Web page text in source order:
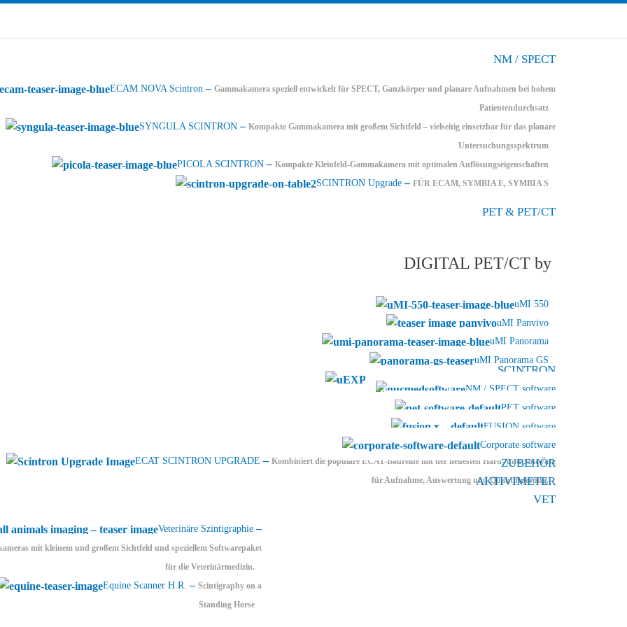
NM / SPECT
ECAM NOVA Scintron – Gammakamera speziell entwickelt für SPECT, Ganzkörper und planare Aufnahmen bei hohem
Patientendurchsatz
SYNGULA SCINTRON – Kompakte Gammakamera mit großem Sichtfeld – vielseitig einsetzbar für das planare
Untersuchungsspektrum
PICOLA SCINTRON – Kompakte Kleinfeld-Gammakamera mit optimalen Auflösungseigenschaften
SCINTRON Upgrade – FÜR ECAM, SYMBIA E, SYMBIA S
PET & PET/CT
DIGITAL PET/CT by
uMI 550
uMI Panvivo
uMI Panorama
uMI Panorama GS
PET
ECAT SCINTRON UPGRADE – Kombiniert die populäre ECAT-Baureihe mit der neuesten Hard- und Software
für Aufnahme, Auswertung und Quantifizierung.
SCINTRON
NM / SPECT software
PET software
FUSION software
Corporate software
ZUBEHÖR
AKTIVIMETER
VET
Veterinäre Szintigraphie –
mit kleinem und großem Sichtfeld und speziellem Softwarepaket
für die Veterinärmedizin.
Equine Scanner H.R. – Scintigraphy on a
Standing Horse